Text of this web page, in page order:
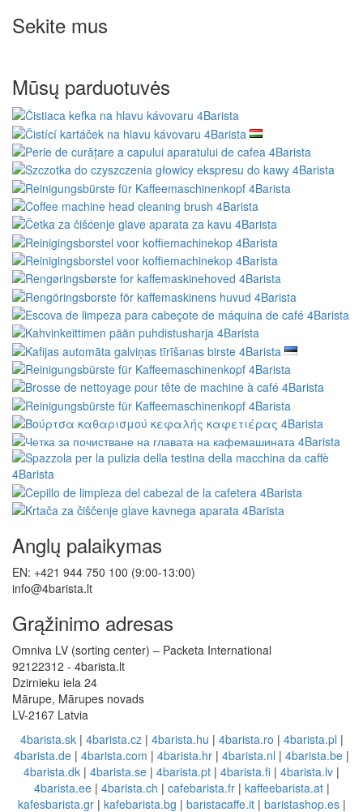
Sekite mus
Mūsų parduotuvės
Anglų palaikymas
EN: +421 944 750 100 (9:00-13:00)
info@4barista.lt
Grąžinimo adresas
Omniva LV (sorting center) – Packeta International
92122312 - 4barista.lt
Dzirnieku iela 24
Mārupe, Mārupes novads
LV-2167 Latvia
4barista.sk| 4barista.cz| 4barista.hu | 4barista.ro | 4barista.pl |
4barista.de | 4barista.com | 4barista.hr | 4barista.nl | 4barista.be |
4barista.dk | 4barista.se | 4barista.pt | 4barista.fi | 4barista.lv |
4barista.ee| 4barista.ch | cafebarista.fr| kaffeebarista.at|
kafesbarista.gr| kafebarista.bg | baristacaffe.it| baristashop.es|